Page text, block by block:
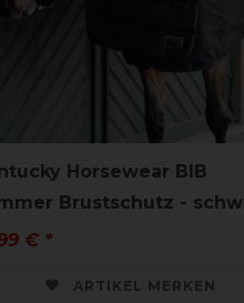
Horsewear BIB
Brustschutz -
€ *
ARTIKEL MERKEN